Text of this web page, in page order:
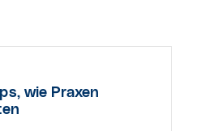
wie Praxen